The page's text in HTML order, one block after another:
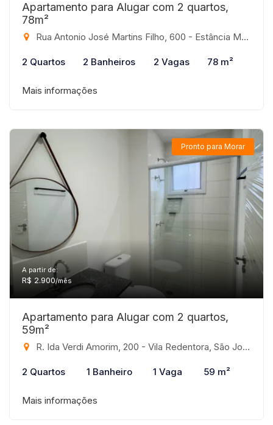
Apartamento para Alugar com 2 quartos,
78m²
Rua Antonio José Martins Filho, 600 - Estância Matinha, São José do Rio Preto-SP
2 Quartos 2 Banheiros 2 Vagas 78 m²
Mais informações
Pronto para Morar
A partir de:
R$ 2.900/mês
Apartamento para Alugar com 2 quartos,
59m²
R. Ida Verdi Amorim, 200 - Vila Redentora, São José do Rio Preto-SP
2 Quartos 1 Banheiro 1 Vaga 59 m²
Mais informações